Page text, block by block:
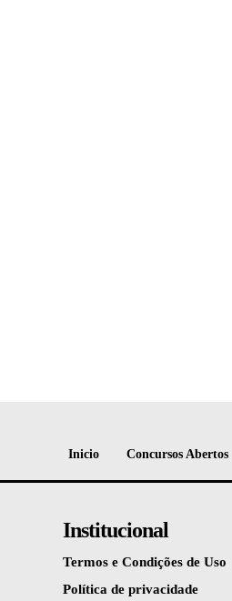
Inicio Concursos Abertos
Institucional
Termos e Condições de Uso
Política de privacidade